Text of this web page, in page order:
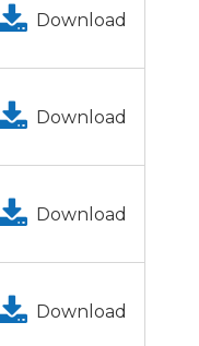
Download
Download
Download
Download